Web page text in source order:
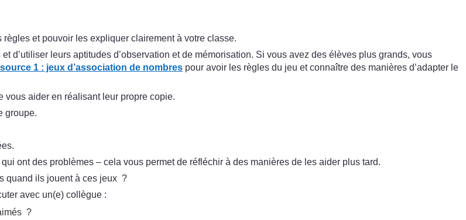
et pouvoir les expliquer clairement à votre classe.
d’utiliser leurs aptitudes d’observation et de mémorisation. Si vous avez des élèves plus grands, vous
1 : jeux d’association de nombres pour avoir les règles du jeu et connaître des manières d’adapter le
aider en réalisant leur propre copie.
groupe.
ont des problèmes – cela vous permet de réfléchir à des manières de les aider plus tard.
quand ils jouent à ces jeux ?
avec un(e) collègue :
?